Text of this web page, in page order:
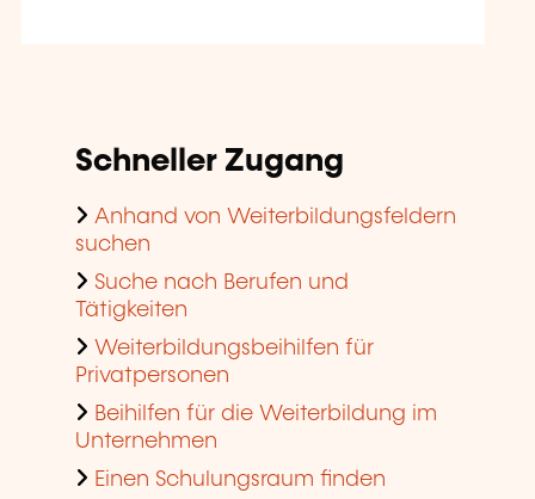
Schneller Zugang
Anhand von Weiterbildungsfeldern
suchen
Suche nach Berufen und
Tätigkeiten
Weiterbildungsbeihilfen für
Privatpersonen
Beihilfen für die Weiterbildung im
Unternehmen
Einen Schulungsraum finden